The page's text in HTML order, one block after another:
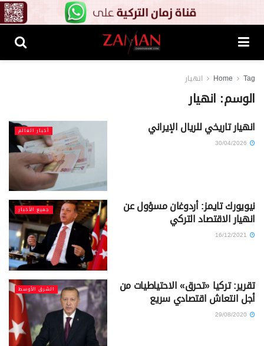
Home Tag انهيار
الوسم: انهيار
أخبار العالم انهيار تاريخي للريال الإيراني
جميع الأخبار نيويورك تايمز: أردوغان مسؤول عن
انهيار الاقتصاد التركي
الشرق الأوسط تقرير: تركيا «تحرق» الاحتياطيات من
أجل انتعاش اقتصادي سريع